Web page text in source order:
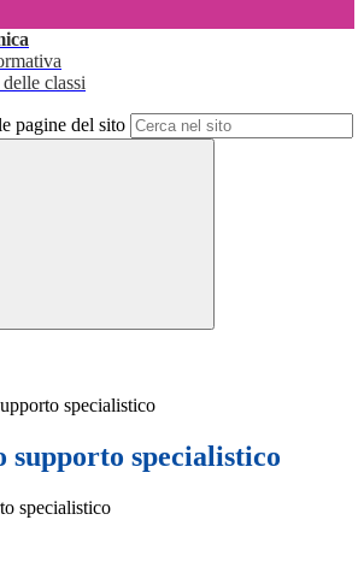
classi
pagine del sito
specialistico
supporto specialistico
specialistico